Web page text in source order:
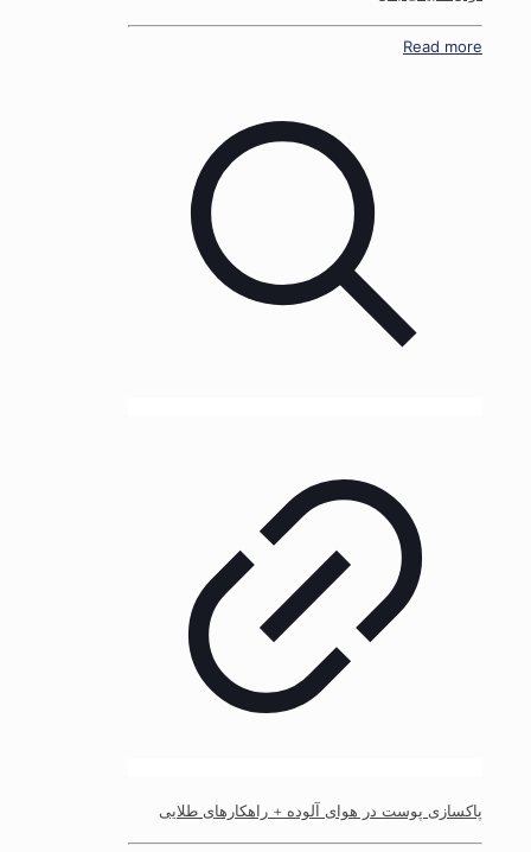
Read more
پاکسازی پوست در هوای آلوده + راهکارهای طلایی